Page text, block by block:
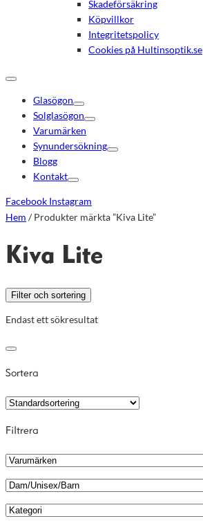
Skadeförsäkring
Köpvillkor
Integritetspolicy
Cookies på Hultinsoptik.se
Glasögon
Solglasögon
Varumärken
Synundersökning
Blogg
Kontakt
Facebook Instagram
Hem / Produkter märkta ”Kiva Lite”
Kiva Lite
Filter och sortering
Endast ett sökresultat
Sortera
Filtrera